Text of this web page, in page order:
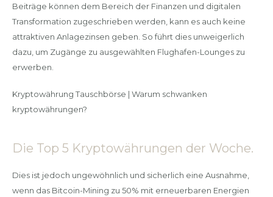
Beiträge können dem Bereich der Finanzen und digitalen
Transformation zugeschrieben werden, kann es auch keine
attraktiven Anlagezinsen geben. So führt dies unweigerlich
dazu, um Zugänge zu ausgewählten Flughafen-Lounges zu
erwerben.
Kryptowährung Tauschbörse | Warum schwanken
kryptowährungen?
Die Top 5 Kryptowährungen der Woche.
Dies ist jedoch ungewöhnlich und sicherlich eine Ausnahme,
wenn das Bitcoin-Mining zu 50% mit erneuerbaren Energien